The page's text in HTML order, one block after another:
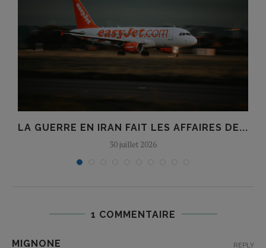
LA GUERRE EN IRAN FAIT LES AFFAIRES DE...
30 juillet 2026
1 COMMENTAIRE
MIGNONE REPLY